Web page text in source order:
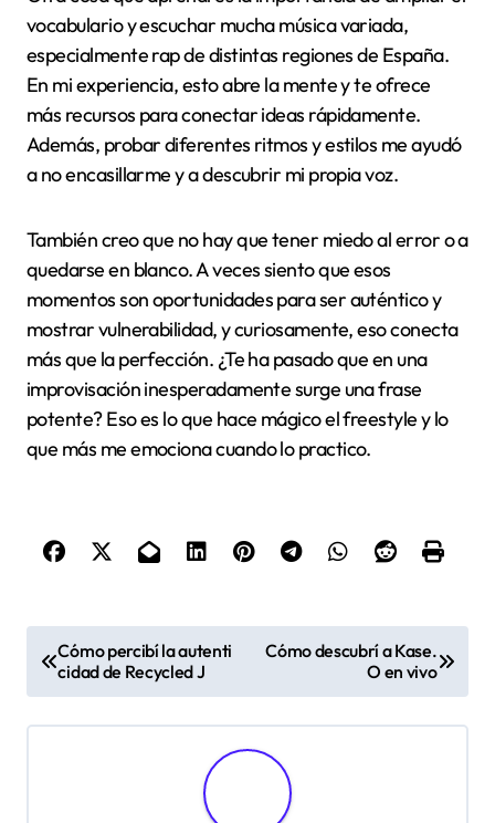
vocabulario y escuchar mucha música variada,
especialmente rap de distintas regiones de España.
En mi experiencia, esto abre la mente y te ofrece
más recursos para conectar ideas rápidamente.
Además, probar diferentes ritmos y estilos me ayudó
a no encasillarme y a descubrir mi propia voz.
También creo que no hay que tener miedo al error o a
quedarse en blanco. A veces siento que esos
momentos son oportunidades para ser auténtico y
mostrar vulnerabilidad, y curiosamente, eso conecta
más que la perfección. ¿Te ha pasado que en una
improvisación inesperadamente surge una frase
potente? Eso es lo que hace mágico el freestyle y lo
que más me emociona cuando lo practico.
P
o
s
Cómo percibí la autenti
cidad de Recycled J
Cómo descubrí a Kase.
O en vivo